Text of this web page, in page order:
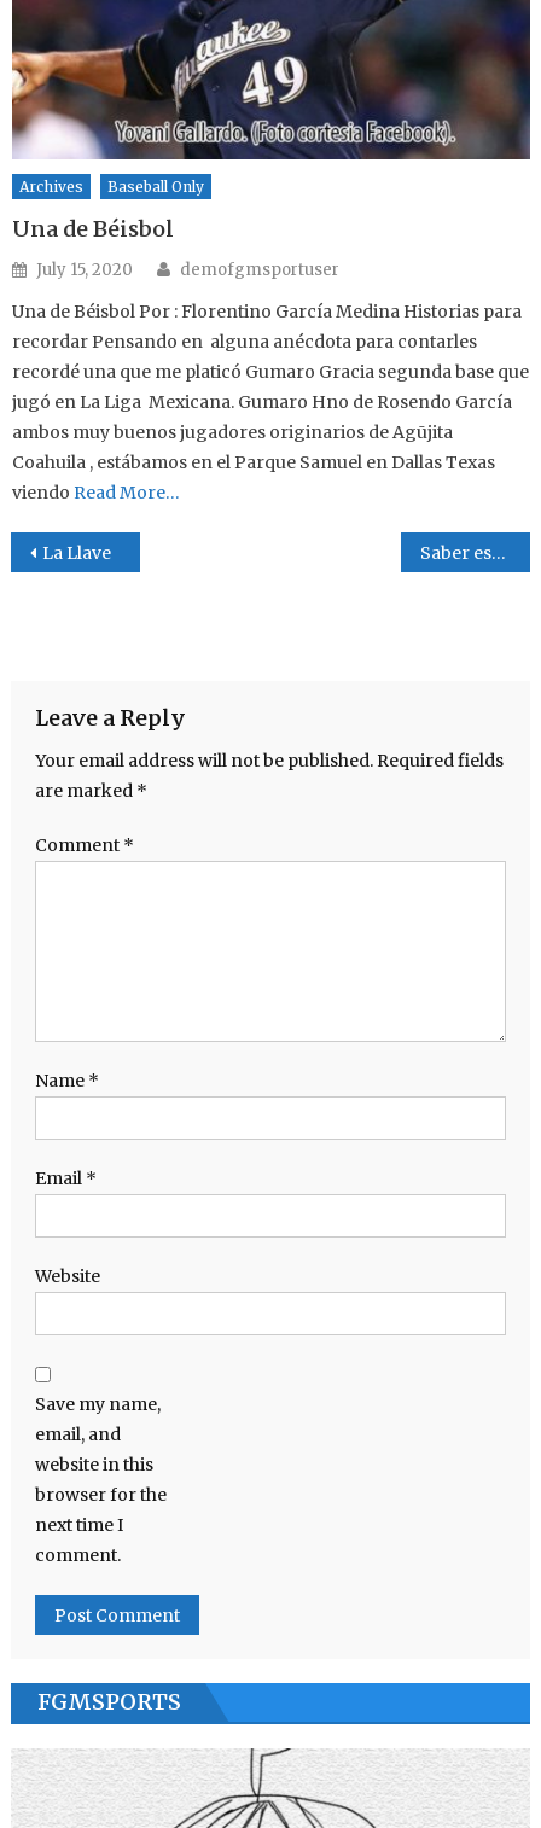
Archives Baseball Only
Una de Béisbol
Posted on
July 15, 2020 Author
demofgmsportuser
Una de Béisbol Por : Florentino García Medina Historias para
recordar Pensando en alguna anécdota para contarles
recordé una que me platicó Gumaro Gracia segunda base que
jugó en La Liga Mexicana. Gumaro Hno de Rosendo García
ambos muy buenos jugadores originarios de Agūjita
Coahuila , estábamos en el Parque Samuel en Dallas Texas
viendo Read More…
Post navigation
La Llave Saber escuchar la voz de Dios
Leave a Reply
Your email address will not be published. Required fields
are marked *
Comment *
Name *
Email *
Website
Save my name,
email, and
website in this
browser for the
next time I
comment.
FGMSPORTS